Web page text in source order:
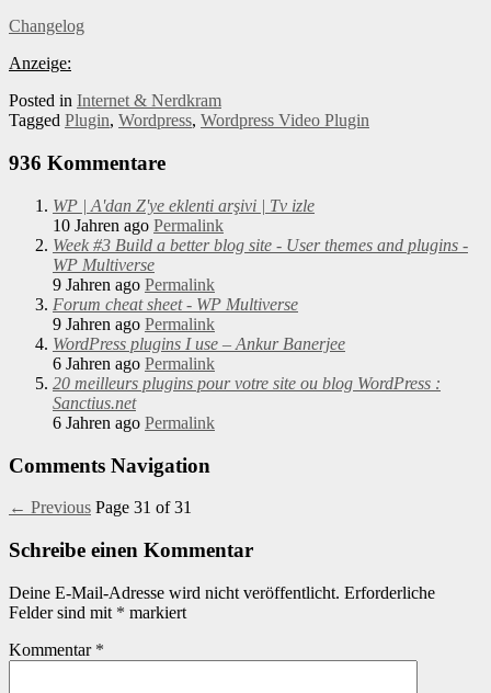
Changelog
Anzeige:
Posted in Internet & Nerdkram
Tagged Plugin, Wordpress, Wordpress Video Plugin
936 Kommentare
WP | A'dan Z'ye eklenti arşivi | Tv izle
10 Jahren ago Permalink
Week #3 Build a better blog site - User themes and plugins -
WP Multiverse
9 Jahren ago Permalink
Forum cheat sheet - WP Multiverse
9 Jahren ago Permalink
WordPress plugins I use – Ankur Banerjee
6 Jahren ago Permalink
20 meilleurs plugins pour votre site ou blog WordPress :
Sanctius.net
6 Jahren ago Permalink
Comments Navigation
← Previous Page 31 of 31
Schreibe einen Kommentar
Deine E-Mail-Adresse wird nicht veröffentlicht. Erforderliche
Felder sind mit * markiert
Kommentar *